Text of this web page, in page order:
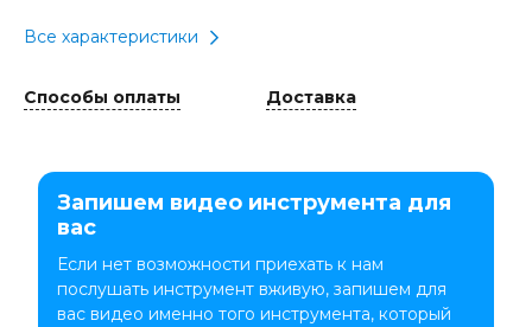
Все характеристики
Способы оплаты Доставка
Запишем видео инструмента для
вас
Если нет возможности приехать к нам
послушать инструмент вживую, запишем для
вас видео именно того инструмента, который